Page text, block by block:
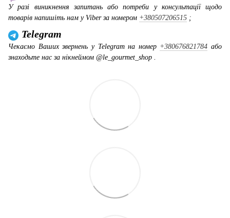
У разі виникнення запитань або потреби у консультації щодо
товарів напишіть нам у Viber за номером +380507206515 ;
Telegram
Чекаємо Ваших звернень у Telegram на номер +380676821784 або
знаходьте нас за нікнеймом @le_gourmet_shop .